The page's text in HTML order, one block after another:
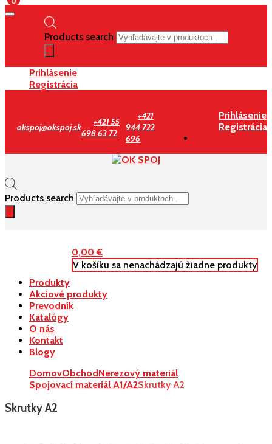
Products search
Prihlásenie
Registrácia
okspoj@okspoj.sk
+421 55
698 63 72
+421
944 722
696
Prihlásenie
Registrácia
Products search
0,00€
V košíku sa nenachádzajú žiadne produkty
Produkty
Akciové produkty
Prevodník
Katalógy
O nás
Kontakt
Blogy
DomovObchodNerezový materiál
Spojovací materiál A1/A2Skrutky A2
Skrutky A2